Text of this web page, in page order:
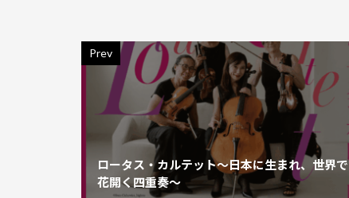
Prev
ロータス・カルテット～日本に生まれ、世界で
花開く四重奏～